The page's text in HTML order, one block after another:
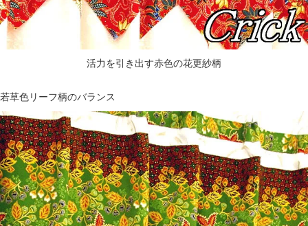
活力を引き出す赤色の花更紗柄
若草色リーフ柄のバランス